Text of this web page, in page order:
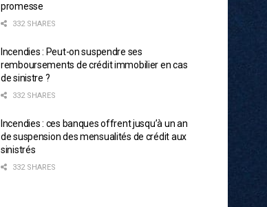
promesse
332 SHARES
Incendies : Peut-on suspendre ses
remboursements de crédit immobilier en cas
de sinistre ?
332 SHARES
Incendies : ces banques offrent jusqu’à un an
de suspension des mensualités de crédit aux
sinistrés
332 SHARES